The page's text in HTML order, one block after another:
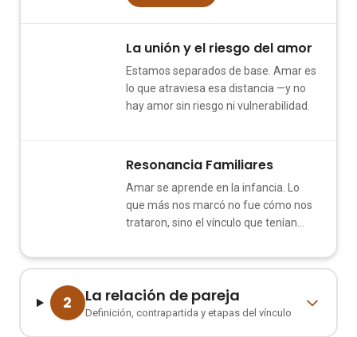
La unión y el riesgo del amor
Estamos separados de base. Amar es
lo que atraviesa esa distancia —y no
hay amor sin riesgo ni vulnerabilidad.
Resonancia Familiares
Amar se aprende en la infancia. Lo
que más nos marcó no fue cómo nos
trataron, sino el vínculo que tenían
2 La relación de pareja
Definición, contrapartida y etapas del vínculo